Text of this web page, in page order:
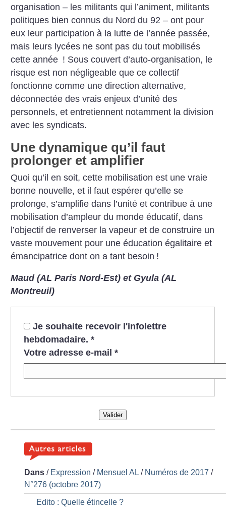
organisation – les militants qui l’animent, militants
politiques bien connus du Nord du 92 – ont pour
eux leur participation à la lutte de l’année passée,
mais leurs lycées ne sont pas du tout mobilisés
cette année ! Sous couvert d’auto-organisation, le
risque est non négligeable que ce collectif
fonctionne comme une direction alternative,
déconnectée des vrais enjeux d’unité des
personnels, et entretiennent notamment la division
avec les syndicats.
Une dynamique qu’il faut
prolonger et amplifier
Quoi qu’il en soit, cette mobilisation est une vraie
bonne nouvelle, et il faut espérer qu’elle se
prolonge, s’amplifie dans l’unité et contribue à une
mobilisation d’ampleur du monde éducatif, dans
l’objectif de renverser la vapeur et de construire un
vaste mouvement pour une éducation égalitaire et
émancipatrice dont on a tant besoin !
Maud (AL Paris Nord-Est) et Gyula (AL
Montreuil)
Je souhaite recevoir l'infolettre
hebdomadaire. *
Votre adresse e-mail *
Valider
Dans / Expression / Mensuel AL / Numéros de 2017 /
N°276 (octobre 2017)
Edito : Quelle étincelle ?